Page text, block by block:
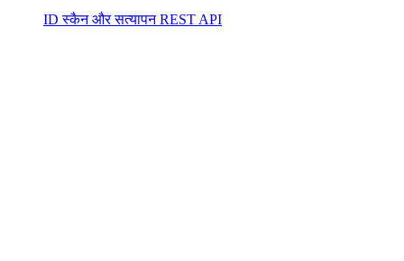
ID स्कैन और सत्यापन REST API